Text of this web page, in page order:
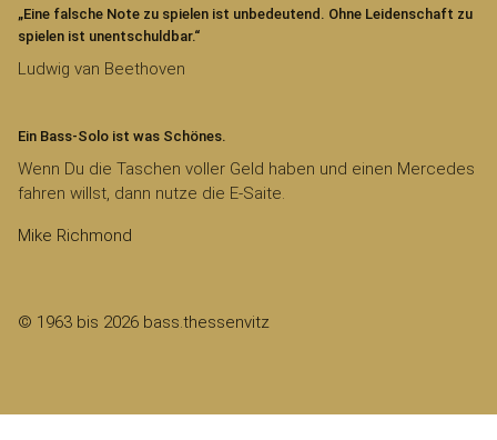
„Eine falsche Note zu spielen ist unbedeutend. Ohne Leidenschaft zu
spielen ist unentschuldbar.“
Ludwig van Beethoven
Ein Bass-Solo ist was Schönes.
Wenn Du die Taschen voller Geld haben und einen Mercedes
fahren willst, dann nutze die E-Saite.
Mike Richmond
© 1963 bis 2026 bass.thessenvitz